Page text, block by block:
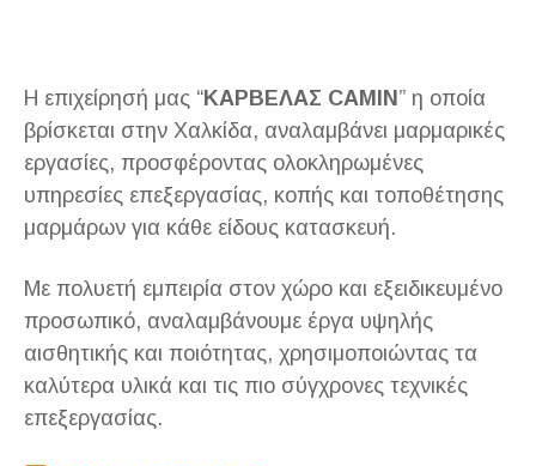
Η επιχείρησή μας “ΚΑΡΒΕΛΑΣ CAMIN” η οποία
βρίσκεται στην Χαλκίδα, αναλαμβάνει μαρμαρικές
εργασίες, προσφέροντας ολοκληρωμένες
υπηρεσίες επεξεργασίας, κοπής και τοποθέτησης
μαρμάρων για κάθε είδους κατασκευή.
Με πολυετή εμπειρία στον χώρο και εξειδικευμένο
προσωπικό, αναλαμβάνουμε έργα υψηλής
αισθητικής και ποιότητας, χρησιμοποιώντας τα
καλύτερα υλικά και τις πιο σύγχρονες τεχνικές
επεξεργασίας.